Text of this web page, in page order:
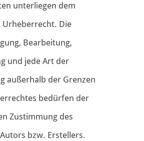
unterliegen dem
Urheberrecht. Die
Bearbeitung,
und jede Art der
außerhalb der Grenzen
bedürfen der
Zustimmung des
bzw. Erstellers.